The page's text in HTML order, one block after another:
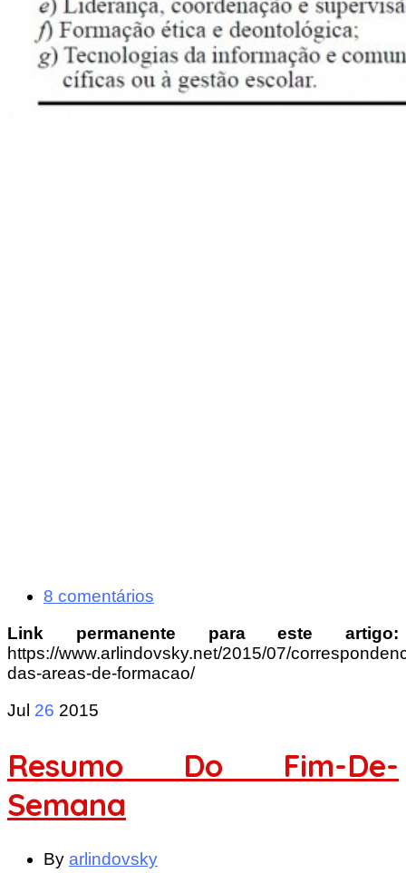
8 comentários
Link permanente para este artigo:
https://www.arlindovsky.net/2015/07/
das-areas-de-formacao/
Jul 26 2015
Resumo Do Fim-De-
Semana
By arlindovsky